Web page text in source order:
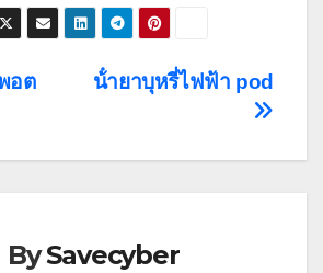
น้ํายาบุหรี่ไฟฟ้า pod
อต
BySavecyber